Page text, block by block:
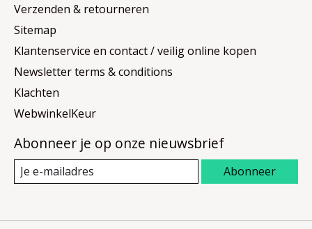
Verzenden & retourneren
Sitemap
Klantenservice en contact / veilig online kopen
Newsletter terms & conditions
Klachten
WebwinkelKeur
Abonneer je op onze nieuwsbrief
Abonneer